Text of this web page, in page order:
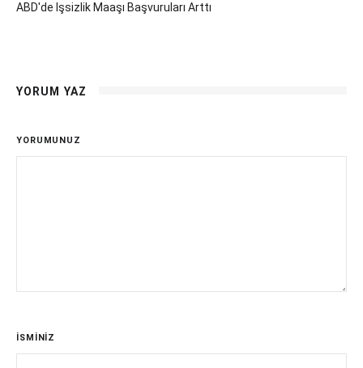
ABD'de Işsizlik Maaşı Başvuruları Arttı
YORUM YAZ
YORUMUNUZ
İSMİNİZ